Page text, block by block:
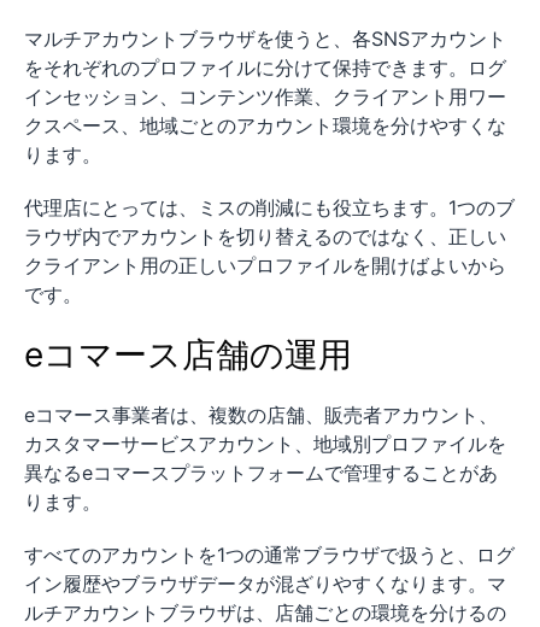
マルチアカウントブラウザを使うと、各SNSアカウント
をそれぞれのプロファイルに分けて保持できます。ログ
インセッション、コンテンツ作業、クライアント用ワー
クスペース、地域ごとのアカウント環境を分けやすくな
ります。
代理店にとっては、ミスの削減にも役立ちます。1つのブ
ラウザ内でアカウントを切り替えるのではなく、正しい
クライアント用の正しいプロファイルを開けばよいから
です。
eコマース店舗の運用
eコマース事業者は、複数の店舗、販売者アカウント、
カスタマーサービスアカウント、地域別プロファイルを
異なるeコマースプラットフォームで管理することがあ
ります。
すべてのアカウントを1つの通常ブラウザで扱うと、ログ
イン履歴やブラウザデータが混ざりやすくなります。マ
ルチアカウントブラウザは、店舗ごとの環境を分けるの